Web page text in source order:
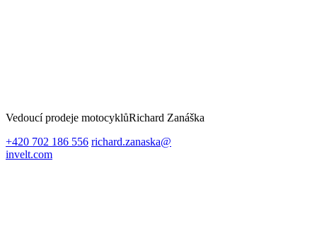
Vedoucí prodeje motocyklůRichard Zanáška
+420 702 186 556 richard.zanaska@
invelt.com